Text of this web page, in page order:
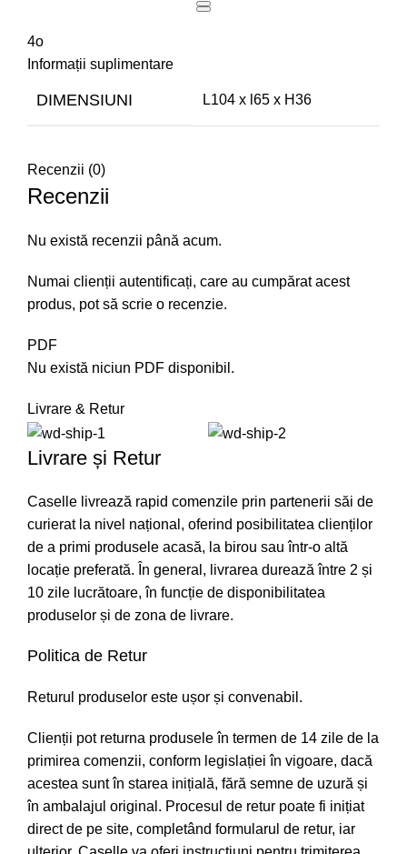
4o
Informații suplimentare
DIMENSIUNI L104 x l65 x H36
Recenzii (0)
Recenzii
Nu există recenzii până acum.
Numai clienții autentificați, care au cumpărat acest
produs, pot să scrie o recenzie.
PDF
Nu există niciun PDF disponibil.
Livrare & Retur
Livrare și Retur
Caselle livrează rapid comenzile prin partenerii săi de
curierat la nivel național, oferind posibilitatea clienților
de a primi produsele acasă, la birou sau într-o altă
locație preferată. În general, livrarea durează între 2 și
10 zile lucrătoare, în funcție de disponibilitatea
produselor și de zona de livrare.
Politica de Retur
Returul produselor este ușor și convenabil.
Clienții pot returna produsele în termen de 14 zile de la
primirea comenzii, conform legislației în vigoare, dacă
acestea sunt în starea inițială, fără semne de uzură și
în ambalajul original. Procesul de retur poate fi inițiat
direct de pe site, completând formularul de retur, iar